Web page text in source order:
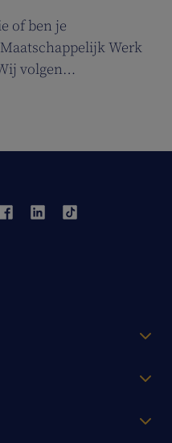
of ben je
Werk
volgen